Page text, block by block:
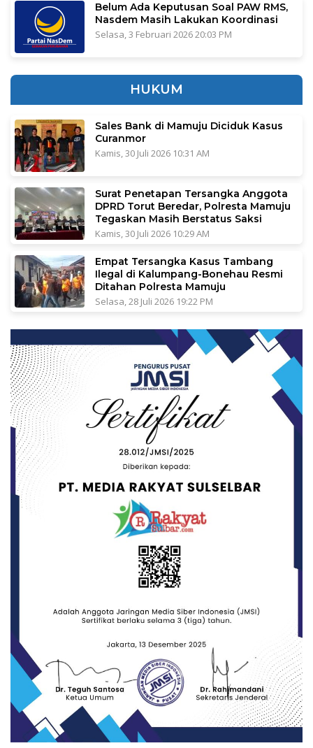
Belum Ada Keputusan Soal PAW RMS,
Nasdem Masih Lakukan Koordinasi
Selasa, 3 Februari 2026 20:03 PM
HUKUM
Sales Bank di Mamuju Diciduk Kasus
Curanmor
Kamis, 30 Juli 2026 10:31 AM
Surat Penetapan Tersangka Anggota
DPRD Torut Beredar, Polresta Mamuju
Tegaskan Masih Berstatus Saksi
Kamis, 30 Juli 2026 10:29 AM
Empat Tersangka Kasus Tambang
Ilegal di Kalumpang-Bonehau Resmi
Ditahan Polresta Mamuju
Selasa, 28 Juli 2026 19:22 PM